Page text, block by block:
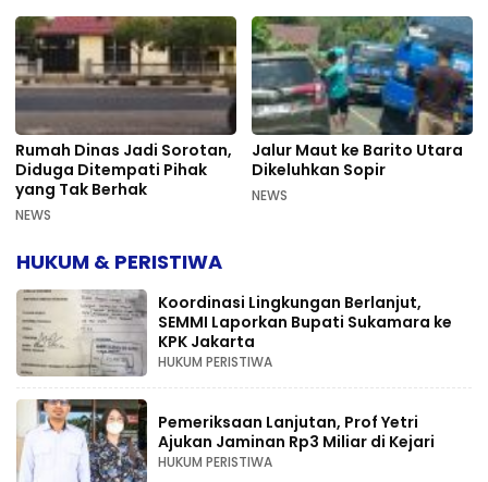
Rumah Dinas Jadi Sorotan,
Diduga Ditempati Pihak
yang Tak Berhak
NEWS
Jalur Maut ke Barito Utara
Dikeluhkan Sopir
NEWS
HUKUM & PERISTIWA
Koordinasi Lingkungan Berlanjut,
SEMMI Laporkan Bupati Sukamara ke
KPK Jakarta
HUKUM PERISTIWA
Pemeriksaan Lanjutan, Prof Yetri
Ajukan Jaminan Rp3 Miliar di Kejari
HUKUM PERISTIWA